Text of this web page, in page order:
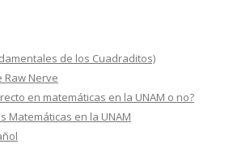
de los Cuadraditos)
Raw Nerve
en matemáticas en la UNAM o no?
Matemáticas en la UNAM